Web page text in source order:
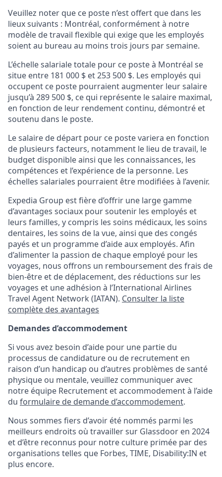
Veuillez noter que ce poste n’est offert que dans les
lieux suivants : Montréal, conformément à notre
modèle de travail flexible qui exige que les employés
soient au bureau au moins trois jours par semaine.
L’échelle salariale totale pour ce poste à Montréal se
situe entre 181 000 $ et 253 500 $. Les employés qui
occupent ce poste pourraient augmenter leur salaire
jusqu’à 289 500 $, ce qui représente le salaire maximal,
en fonction de leur rendement continu, démontré et
soutenu dans le poste.
Le salaire de départ pour ce poste variera en fonction
de plusieurs facteurs, notamment le lieu de travail, le
budget disponible ainsi que les connaissances, les
compétences et l’expérience de la personne. Les
échelles salariales pourraient être modifiées à l’avenir.
Expedia Group est fière d’offrir une large gamme
d’avantages sociaux pour soutenir les employés et
leurs familles, y compris les soins médicaux, les soins
dentaires, les soins de la vue, ainsi que des congés
payés et un programme d’aide aux employés. Afin
d’alimenter la passion de chaque employé pour les
voyages, nous offrons un remboursement des frais de
bien-être et de déplacement, des réductions sur les
voyages et une adhésion à l’International Airlines
Travel Agent Network (IATAN). Consulter la liste
complète des avantages
Demandes d’accommodement
Si vous avez besoin d’aide pour une partie du
processus de candidature ou de recrutement en
raison d’un handicap ou d’autres problèmes de santé
physique ou mentale, veuillez communiquer avec
notre équipe Recrutement et accommodement à l’aide
du formulaire de demande d’accommodement.
Nous sommes fiers d’avoir été nommés parmi les
meilleurs endroits où travailler sur Glassdoor en 2024
et d’être reconnus pour notre culture primée par des
organisations telles que Forbes, TIME, Disability:IN et
plus encore.